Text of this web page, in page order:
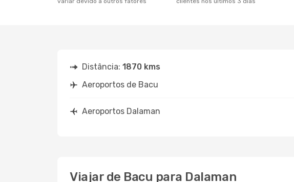
Distância: 1870 kms
Aeroportos de Bacu
Aeroportos Dalaman
Viajar de Bacu para Dalaman